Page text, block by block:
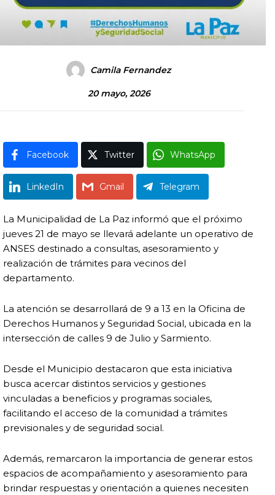
Camila Fernandez
20 mayo, 2026
Facebook Twitter WhatsApp
LinkedIn Gmail Telegram
La Municipalidad de La Paz informó que el próximo
jueves 21 de mayo se llevará adelante un operativo de
ANSES destinado a consultas, asesoramiento y
realización de trámites para vecinos del
departamento.
La atención se desarrollará de 9 a 13 en la Oficina de
Derechos Humanos y Seguridad Social, ubicada en la
intersección de calles 9 de Julio y Sarmiento.
Desde el Municipio destacaron que esta iniciativa
busca acercar distintos servicios y gestiones
vinculadas a beneficios y programas sociales,
facilitando el acceso de la comunidad a trámites
previsionales y de seguridad social.
Además, remarcaron la importancia de generar estos
espacios de acompañamiento y asesoramiento para
brindar respuestas y orientación a quienes necesiten